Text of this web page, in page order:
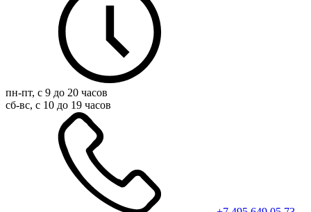
пн-пт, с 9 до 20 часов
сб-вс, с 10 до 19 часов